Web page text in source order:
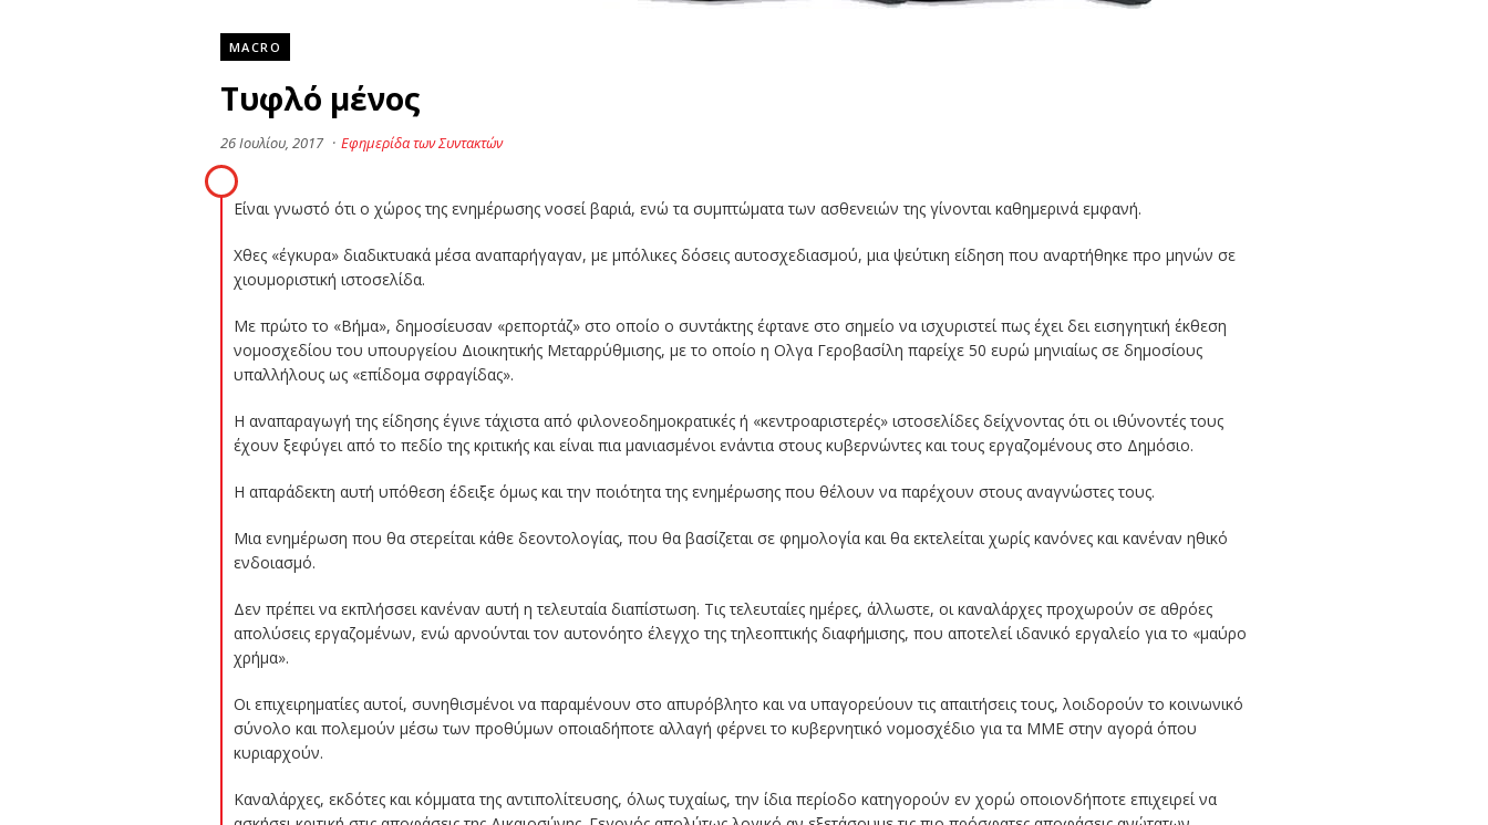
MACRO
Τυφλό μένος
26 Ιουλίου, 2017 · Εφημερίδα των Συντακτών
Είναι γνωστό ότι ο χώρος της ενημέρωσης νοσεί βαριά, ενώ τα συμπτώματα των ασθενειών της γίνονται καθημερινά εμφανή.
Χθες «έγκυρα» διαδικτυακά μέσα αναπαρήγαγαν, με μπόλικες δόσεις αυτοσχεδιασμού, μια ψεύτικη είδηση που αναρτήθηκε προ μηνών σε
χιουμοριστική ιστοσελίδα.
Με πρώτο το «Βήμα», δημοσίευσαν «ρεπορτάζ» στο οποίο ο συντάκτης έφτανε στο σημείο να ισχυριστεί πως έχει δει εισηγητική έκθεση
νομοσχεδίου του υπουργείου Διοικητικής Μεταρρύθμισης, με το οποίο η Ολγα Γεροβασίλη παρείχε 50 ευρώ μηνιαίως σε δημοσίους
υπαλλήλους ως «επίδομα σφραγίδας».
Η αναπαραγωγή της είδησης έγινε τάχιστα από φιλονεοδημοκρατικές ή «κεντροαριστερές» ιστοσελίδες δείχνοντας ότι οι ιθύνοντές τους
έχουν ξεφύγει από το πεδίο της κριτικής και είναι πια μανιασμένοι ενάντια στους κυβερνώντες και τους εργαζομένους στο Δημόσιο.
Η απαράδεκτη αυτή υπόθεση έδειξε όμως και την ποιότητα της ενημέρωσης που θέλουν να παρέχουν στους αναγνώστες τους.
Μια ενημέρωση που θα στερείται κάθε δεοντολογίας, που θα βασίζεται σε φημολογία και θα εκτελείται χωρίς κανόνες και κανέναν ηθικό
ενδοιασμό.
Δεν πρέπει να εκπλήσσει κανέναν αυτή η τελευταία διαπίστωση. Τις τελευταίες ημέρες, άλλωστε, οι καναλάρχες προχωρούν σε αθρόες
απολύσεις εργαζομένων, ενώ αρνούνται τον αυτονόητο έλεγχο της τηλεοπτικής διαφήμισης, που αποτελεί ιδανικό εργαλείο για το «μαύρο
χρήμα».
Οι επιχειρηματίες αυτοί, συνηθισμένοι να παραμένουν στο απυρόβλητο και να υπαγορεύουν τις απαιτήσεις τους, λοιδορούν το κοινωνικό
σύνολο και πολεμούν μέσω των προθύμων οποιαδήποτε αλλαγή φέρνει το κυβερνητικό νομοσχέδιο για τα ΜΜΕ στην αγορά όπου
κυριαρχούν.
Καναλάρχες, εκδότες και κόμματα της αντιπολίτευσης, όλως τυχαίως, την ίδια περίοδο κατηγορούν εν χορώ οποιονδήποτε επιχειρεί να